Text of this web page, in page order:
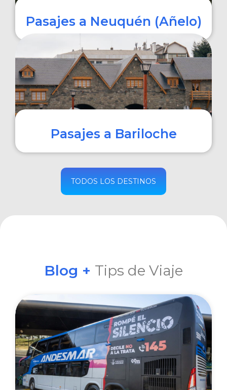
Pasajes a Neuquén (Añelo)
COMPRAR
Pasajes a Bariloche
COMPRAR
TODOS LOS DESTINOS
Blog + Tips de Viaje